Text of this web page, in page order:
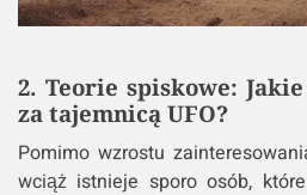
2. Teorie spiskowe:
za tajemnicą UFO?
Pomimo wzrostu
wciąż istnieje sporo osób,